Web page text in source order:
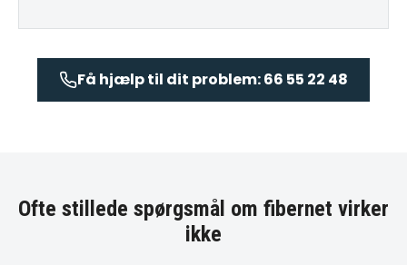
Få hjælp til dit problem: 66 55 22 48
Ofte stillede spørgsmål om fibernet virker
ikke